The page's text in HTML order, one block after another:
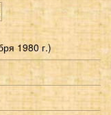
1980 г.)